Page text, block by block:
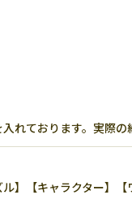
れております。実際の
】【キャラクター】